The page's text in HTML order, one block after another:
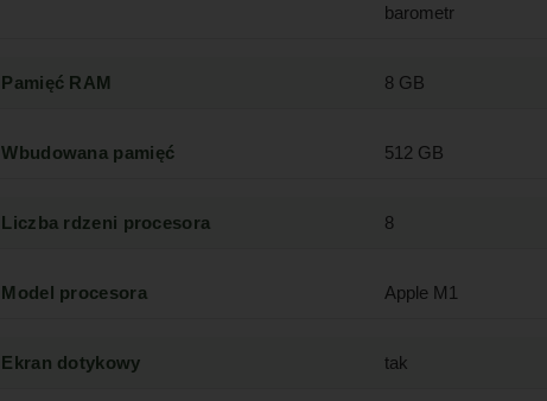
barometr
Pamięć RAM 8 GB
Wbudowana pamięć 512 GB
Liczba rdzeni procesora 8
Model procesora Apple M1
Ekran dotykowy tak